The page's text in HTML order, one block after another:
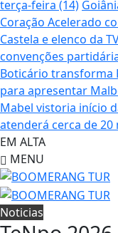
terça-feira (14)
Coração Acelerado
Castela e elenco da
convenções
Boticário transforma
para apresentar
Mabel vistoria início
atenderá cerca de
EM ALTA
MENU
Noticias